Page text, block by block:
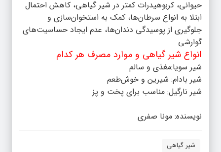
حیوانی، کربوهیدرات کمتر در شیر گیاهی، کاهش احتمال
ابتلا به انواع سرطان‌ها، کمک به استخوان‌سازی و
جلوگیری از پوسیدگی دندان‌ها، عدم ایجاد حساسیت‌های
گوارشی
انواع شیر گیاهی و موارد مصرف هر کدام
شیر سویا:مغذی و سالم
شیر بادام: شیرین و خوش‌طعم
شیر نارگیل: مناسب برای پخت و پز
نویسنده: مونا صفری
شیر گیاهی